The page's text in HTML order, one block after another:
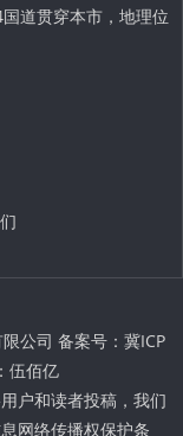
道贯穿本市，地理位
公司 备案号： 冀ICP
伍佰亿
户和读者投稿，我们
网络传播权保护条